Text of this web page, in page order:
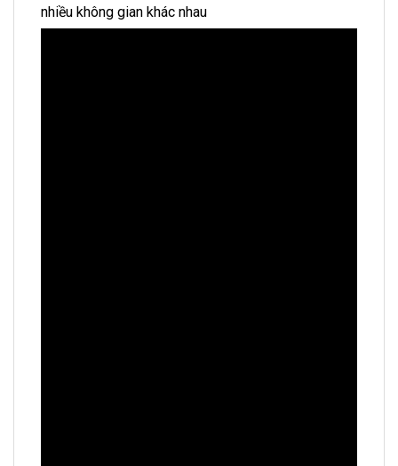
nhiều không gian khác nhau